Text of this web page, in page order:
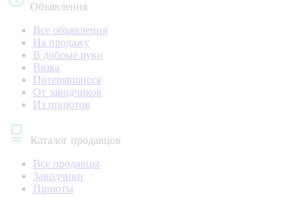
Объявления
Все объявления
На продажу
В добрые руки
Вязка
Потерявшиеся
От заводчиков
Из приютов
Каталог продавцов
Все продавцы
Заводчики
Приюты